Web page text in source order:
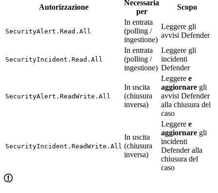
Autorizzazione
Necessaria
per
Scopo
SecurityAlert.Read.All
In entrata
(polling /
ingestione)
Leggere gli
avvisi Defender
SecurityIncident.Read.All
In entrata
(polling /
ingestione)
Leggere gli
incidenti
Defender
SecurityAlert.ReadWrite.All
In uscita
(chiusura
inversa)
Leggere e
aggiornare gli
avvisi Defender
alla chiusura del
caso
SecurityIncident.ReadWrite.All
In uscita
(chiusura
inversa)
Leggere e
aggiornare gli
incidenti
Defender alla
chiusura del
caso